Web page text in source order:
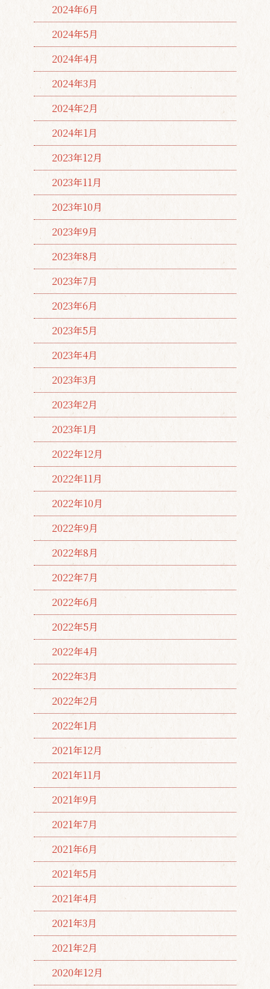
2024年6月
2024年5月
2024年4月
2024年3月
2024年2月
2024年1月
2023年12月
2023年11月
2023年10月
2023年9月
2023年8月
2023年7月
2023年6月
2023年5月
2023年4月
2023年3月
2023年2月
2023年1月
2022年12月
2022年11月
2022年10月
2022年9月
2022年8月
2022年7月
2022年6月
2022年5月
2022年4月
2022年3月
2022年2月
2022年1月
2021年12月
2021年11月
2021年9月
2021年7月
2021年6月
2021年5月
2021年4月
2021年3月
2021年2月
2020年12月